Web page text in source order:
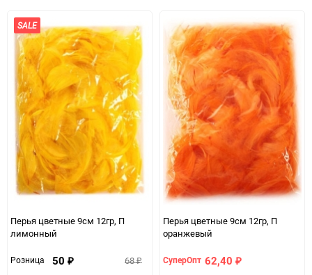
Единица измерения упак
SALE
Перья цветные 9см 12гр, П
лимонный
Розница 50 ₽ 68₽
Перья цветные 9см 12гр, П
оранжевый
СуперОпт 62,40 ₽